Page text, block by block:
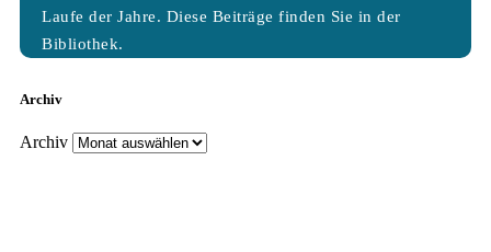
Laufe der Jahre. Diese Beiträge finden Sie in der
Bibliothek.
Archiv
Archiv